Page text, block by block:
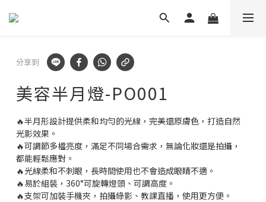
分享到
美容半月燈-PO001
🔥半月形設計提供柔和均勻的光線，完美還原膚色，打造自然
光影效果。
🔥可調節多檔亮度，滿足不同場合需求，無論化妝還是拍攝，
都能輕鬆應對。
🔥光線柔和不刺眼，長時間使用也不會造成眼睛不適。
🔥易於組裝，360°可旋轉燈頭、可調高度。
🔥支架可加裝手機夾，拍攝綠影、教課直播，使用更方便。
✕
🛡️ APEXEL/MEFU品牌保固一年!
✅ APEXEL商品享15天鑑賞期!
立即逛逛